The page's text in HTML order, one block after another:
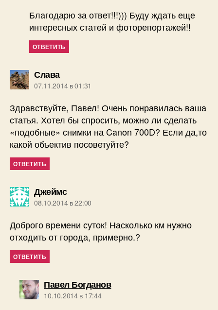
Благодарю за ответ!!!))) Буду ждать еще
интересных статей и фоторепортажей!!
ОТВЕТИТЬ
Славапишет:
07.11.2014 в 01:31
Здравствуйте, Павел! Очень понравилась ваша
статья. Хотел бы спросить, можно ли сделать
«подобные» снимки на Canon 700D? Если да,то
какой объектив посоветуйте?
ОТВЕТИТЬ
Джеймспишет:
08.10.2014 в 22:00
Доброго времени суток! Насколько км нужно
отходить от города, примерно.?
ОТВЕТИТЬ
Павел Богдановпишет:
10.10.2014 в 17:44